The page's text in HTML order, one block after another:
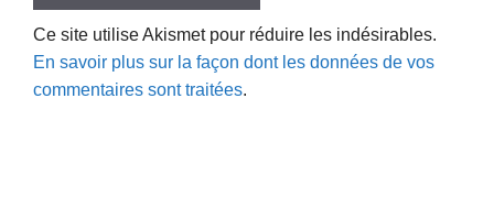
Ce site utilise Akismet pour réduire les indésirables.
En savoir plus sur la façon dont les données de vos
commentaires sont traitées.